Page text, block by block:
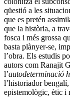
qüestió a les
que es pretén
que la història, a
fosca i més grossa
basta plànyer-se,
l’obra. Els estudis
autors com Ranajit
l’autodeterminació
l’historiador
epistemològic, ètic i